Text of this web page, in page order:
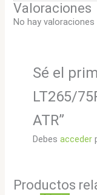
Valoraciones
No hay valoraciones
Sé el
LT265/
ATR”
Debes acceder
Productos